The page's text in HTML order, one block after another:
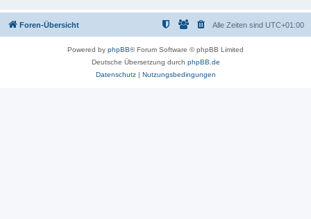
Foren-Übersicht Alle Zeiten sind UTC+01:00
Powered by phpBB® Forum Software © phpBB Limited
Deutsche Übersetzung durch phpBB.de
Datenschutz| Nutzungsbedingungen